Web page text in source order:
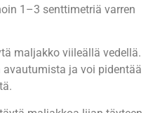
1–3 senttimetriä varren
maljakko viileällä vedellä.
ja voi pidentää